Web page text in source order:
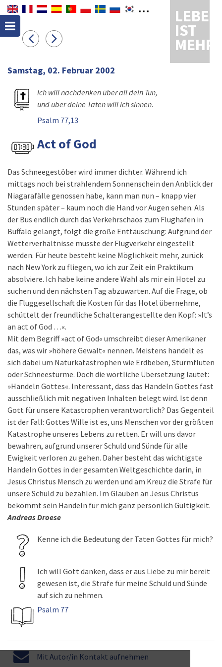
LEBEN
IST
MEHR
Samstag, 02. Februar 2002
Ich will nachdenken über all dein Tun,
und über deine Taten will ich sinnen.
Psalm 77,13
Act of God
Das Schneegestöber wird immer dichter. Während ich
mittags noch bei strahlendem Sonnenschein den Anblick der
Niagarafälle genossen habe, kann man nun – knapp vier
Stunden später – kaum noch die Hand vor Augen sehen. Als
der Bus endlich durch das Verkehrschaos zum Flughafen in
Buffalo gelangt, folgt die große Enttäuschung: Aufgrund der
Wetterverhältnisse musste der Flugverkehr eingestellt
werden. Für heute besteht keine Möglichkeit mehr, zurück
nach New York zu fliegen, wo ich zur Zeit ein Praktikum
absolviere. Ich habe keine andere Wahl als mir ein Hotel zu
suchen und den nächsten Tag abzuwarten. Auf die Frage, ob
die Fluggesellschaft die Kosten für das Hotel übernehme,
schüttelt der freundliche Schalterangestellte den Kopf: »It’s
an act of God …«.
Mit dem Begriff »act of God« umschreibt dieser Amerikaner
das, was wir »höhere Gewalt« nennen. Meistens handelt es
sich dabei um Naturkatastrophen wie Erdbeben, Sturmfluten
oder Schneestürme. Doch die wörtliche Übersetzung lautet:
»Handeln Gottes«. Interessant, dass das Handeln Gottes fast
ausschließlich mit negativen Inhalten belegt wird. Ist denn
Gott für unsere Katastrophen verantwortlich? Das Gegenteil
ist der Fall: Gottes Wille ist es, uns Menschen vor der größten
Katastrophe unseres Lebens zu retten. Er will uns davor
bewahren, aufgrund unserer Schuld und Sünde für alle
Ewigkeit verloren zu gehen. Daher besteht das wichtigste
Handeln Gottes in der gesamten Weltgeschichte darin, in
Jesus Christus Mensch zu werden und am Kreuz die Strafe für
unsere Schuld zu bezahlen. Im Glauben an Jesus Christus
bekommt sein Handeln für mich ganz persönlich Gültigkeit.
Andreas Droese
Kenne ich die Bedeutung der Taten Gottes für mich?
Ich will Gott danken, dass er aus Liebe zu mir bereit
gewesen ist, die Strafe für meine Schuld und Sünde
auf sich zu nehmen.
Psalm 77
Mit Autor/in Kontakt aufnehmen